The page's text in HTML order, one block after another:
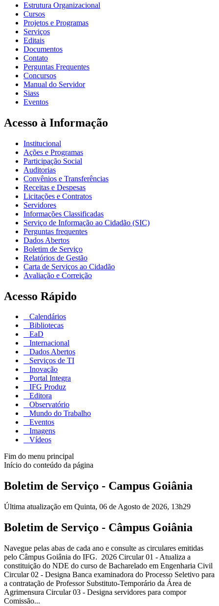
Estrutura Organizacional
Cursos
Projetos e Programas
Serviços
Editais
Documentos
Contato
Perguntas Frequentes
Concursos
Manual do Servidor
Siass
Eventos
Acesso à Informação
Institucional
Ações e Programas
Participação Social
Auditorias
Convênios e Transferências
Receitas e Despesas
Licitações e Contratos
Servidores
Informações Classificadas
Serviço de Informação ao Cidadão (SIC)
Perguntas frequentes
Dados Abertos
Boletim de Serviço
Relatórios de Gestão
Carta de Serviços ao Cidadão
Avaliação e Correição
Acesso Rápido
Calendários
Bibliotecas
EaD
Internacional
Dados Abertos
Serviços de TI
Inovação
Portal Integra
IFG Produz
Editora
Observatório
Mundo do Trabalho
Eventos
Imagens
Vídeos
Fim do menu principal
Início do conteúdo da página
Boletim de Serviço - Campus Goiânia
Última atualização em Quinta, 06 de Agosto de 2026, 13h29
Boletim de Serviço - Câmpus Goiânia
Navegue pelas abas de cada ano e consulte as circulares emitidas
pelo Câmpus Goiânia do IFG. 2026 Circular 01 - Atualiza a
constituição do NDE do curso de Bacharelado em Engenharia Civil
Circular 02 - Designa Banca examinadora do Processo Seletivo para
a contratação de Professor Substituto-Temporário da Área de
Agrimensura Circular 03 - Designa servidores para compor
Comissão...